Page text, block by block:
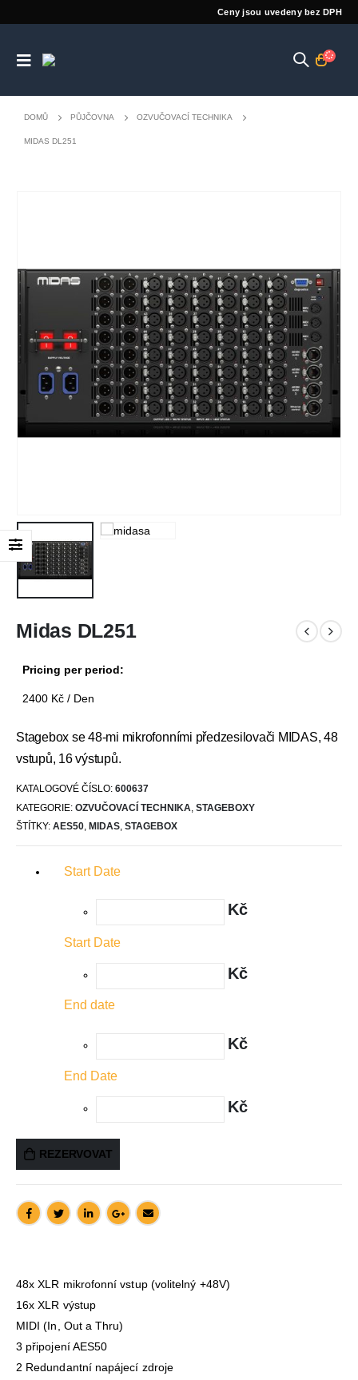
Ceny jsou uvedeny bez DPH
DOMŮ PŮJČOVNA OZVUČOVACÍ TECHNIKA
MIDAS DL251
Midas DL251
Pricing per period:
2400 Kč / Den
Stagebox se 48-mi mikrofonními předzesilovači MIDAS, 48
vstupů, 16 výstupů.
KATALOGOVÉ ČÍSLO: 600637
KATEGORIE: OZVUČOVACÍ TECHNIKA STAGEBOXY
ŠTÍTKY: AES50, MIDAS, STAGEBOX
Start Date
Kč
Start Date
Kč
End date
Kč
End Date
Kč
REZERVOVAT
48x XLR mikrofonní vstup (volitelný +48V)
16x XLR výstup
MIDI (In, Out a Thru)
3 připojení AES50
2 Redundantní napájecí zdroje